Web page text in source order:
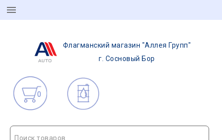
Флагманский магазин "Аллея Групп"
г. Сосновый Бор
0
Поиск товаров